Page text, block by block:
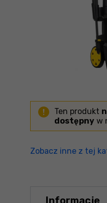
Ten produkt
dostępny w
Zobacz inne z tej
Informacje